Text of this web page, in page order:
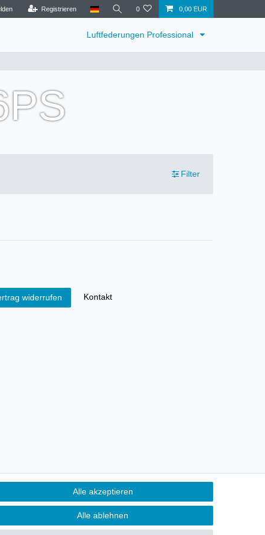
Registrieren 0 0,00 EUR
Luftfederungen Professional
Filter
widerrufen Kontakt
Alle akzeptieren
Alle ablehnen